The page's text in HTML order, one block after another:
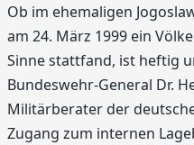
Ob im ehemaligen
am 24. März 1999 ein
Sinne stattfand, ist heftig
Bundeswehr-General Dr.
Militärberater der
Zugang zum internen